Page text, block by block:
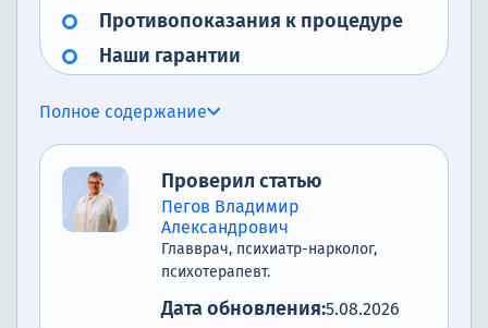
Противопоказания к процедуре
Наши гарантии
Полное содержание
Проверил статью
Пегов Владимир
Александрович
Главврач, психиатр-нарколог,
психотерапевт.
Дата обновления:5.08.2026